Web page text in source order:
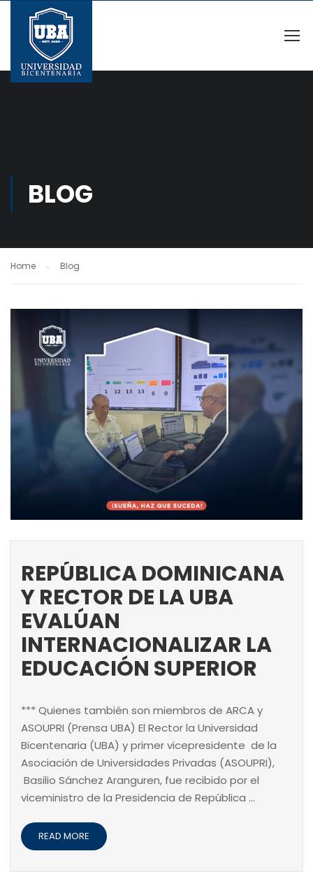
BLOG
Home Blog
REPÚBLICA DOMINICANA
Y RECTOR DE LA UBA
EVALÚAN
INTERNACIONALIZAR LA
EDUCACIÓN SUPERIOR
*** Quienes también son miembros de ARCA y
ASOUPRI (Prensa UBA) El Rector la Universidad
Bicentenaria (UBA) y primer vicepresidente de la
Asociación de Universidades Privadas (ASOUPRI),
Basilio Sánchez Aranguren, fue recibido por el
viceministro de la Presidencia de República …
READ MORE